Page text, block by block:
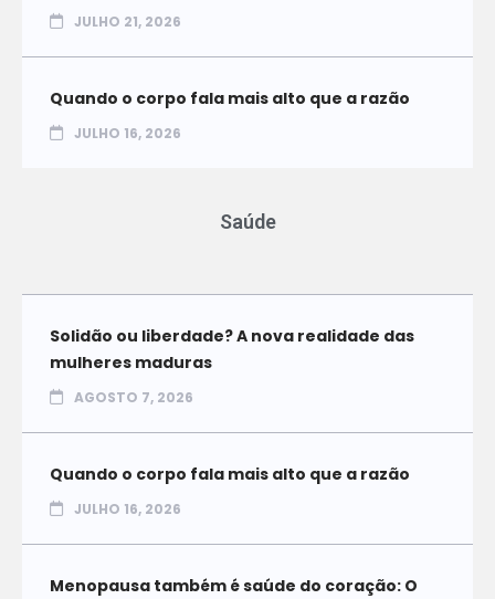
JULHO 21, 2026
Quando o corpo fala mais alto que a razão
JULHO 16, 2026
Saúde
Solidão ou liberdade? A nova realidade das
mulheres maduras
AGOSTO 7, 2026
Quando o corpo fala mais alto que a razão
JULHO 16, 2026
Menopausa também é saúde do coração: O